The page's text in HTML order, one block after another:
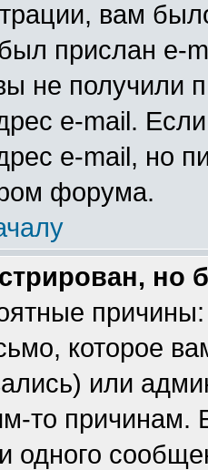
вам
прислан e-
не получили
e-mail.
e-mail, но
форума.
но
которое
или
то
одного